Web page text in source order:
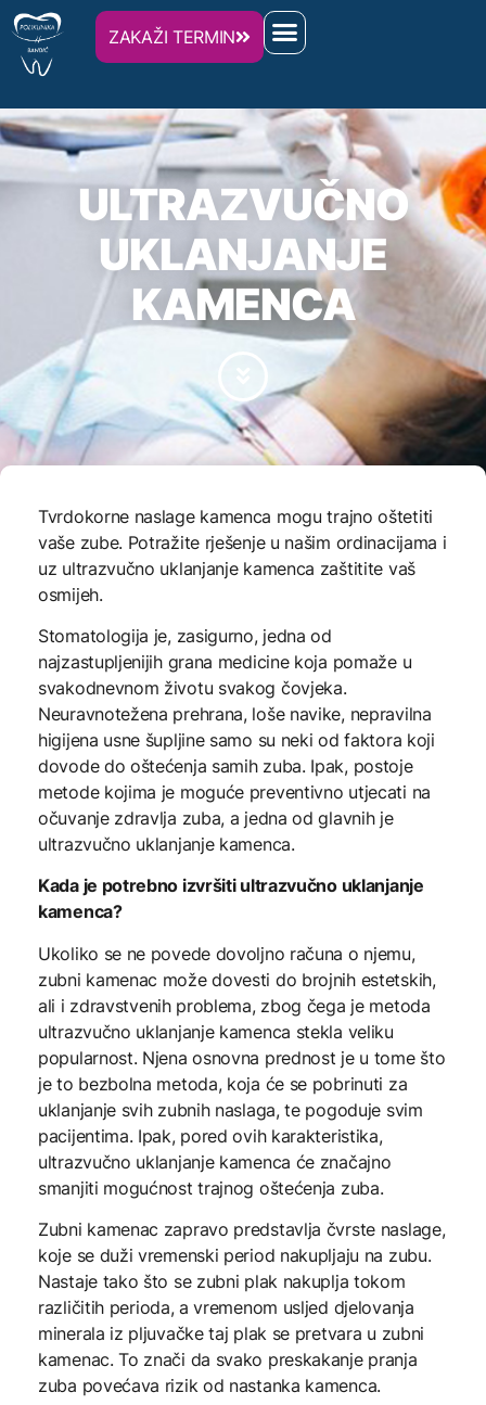
ZAKAŽI TERMIN
ULTRAZVUČNO
UKLANJANJE
KAMENCA
Tvrdokorne naslage kamenca mogu trajno oštetiti
vaše zube. Potražite rješenje u našim ordinacijama i
uz ultrazvučno uklanjanje kamenca zaštitite vaš
osmijeh.
Stomatologija je, zasigurno, jedna od
najzastupljenijih grana medicine koja pomaže u
svakodnevnom životu svakog čovjeka.
Neuravnotežena prehrana, loše navike, nepravilna
higijena usne šupljine samo su neki od faktora koji
dovode do oštećenja samih zuba. Ipak, postoje
metode kojima je moguće preventivno utjecati na
očuvanje zdravlja zuba, a jedna od glavnih je
ultrazvučno uklanjanje kamenca.
Kada je potrebno izvršiti ultrazvučno uklanjanje
kamenca?
Ukoliko se ne povede dovoljno računa o njemu,
zubni kamenac može dovesti do brojnih estetskih,
ali i zdravstvenih problema, zbog čega je metoda
ultrazvučno uklanjanje kamenca stekla veliku
popularnost. Njena osnovna prednost je u tome što
je to bezbolna metoda, koja će se pobrinuti za
uklanjanje svih zubnih naslaga, te pogoduje svim
pacijentima. Ipak, pored ovih karakteristika,
ultrazvučno uklanjanje kamenca će značajno
smanjiti mogućnost trajnog oštećenja zuba.
Zubni kamenac zapravo predstavlja čvrste naslage,
koje se duži vremenski period nakupljaju na zubu.
Nastaje tako što se zubni plak nakuplja tokom
različitih perioda, a vremenom usljed djelovanja
minerala iz pljuvačke taj plak se pretvara u zubni
kamenac. To znači da svako preskakanje pranja
zuba povećava rizik od nastanka kamenca.